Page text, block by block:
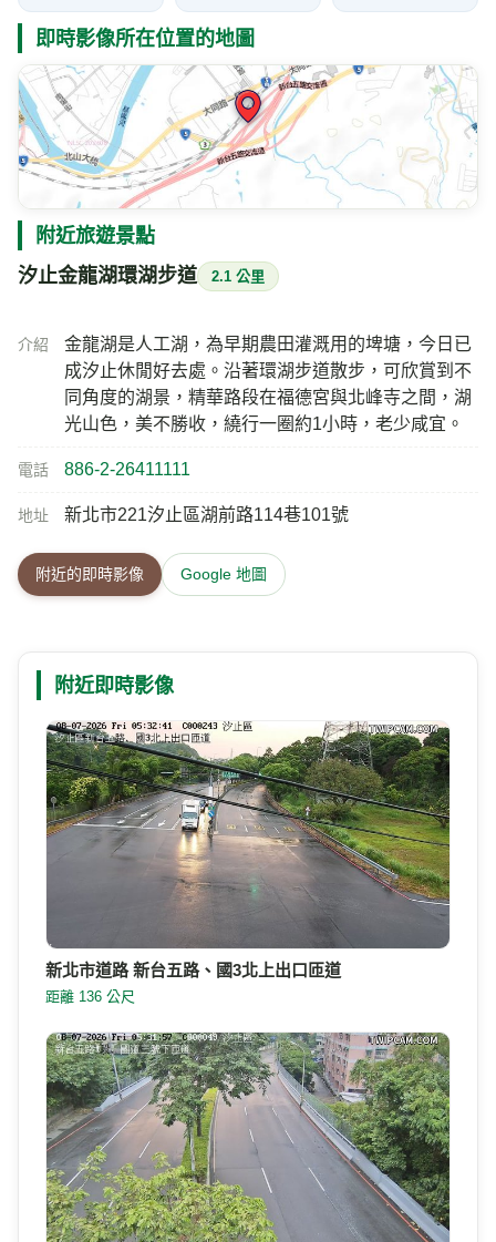
即時影像所在位置的地圖
附近旅遊景點
汐止金龍湖環湖步道 2.1 公里
介紹
金龍湖是人工湖，為早期農田灌溉用的埤塘，今日已
成汐止休閒好去處。沿著環湖步道散步，可欣賞到不
同角度的湖景，精華路段在福德宮與北峰寺之間，湖
光山色，美不勝收，繞行一圈約1小時，老少咸宜。
電話 886-2-26411111
地址 新北市221汐止區湖前路114巷101號
附近的即時影像 Google 地圖
附近即時影像
新北市道路 新台五路、國3北上出口匝道
距離 136 公尺